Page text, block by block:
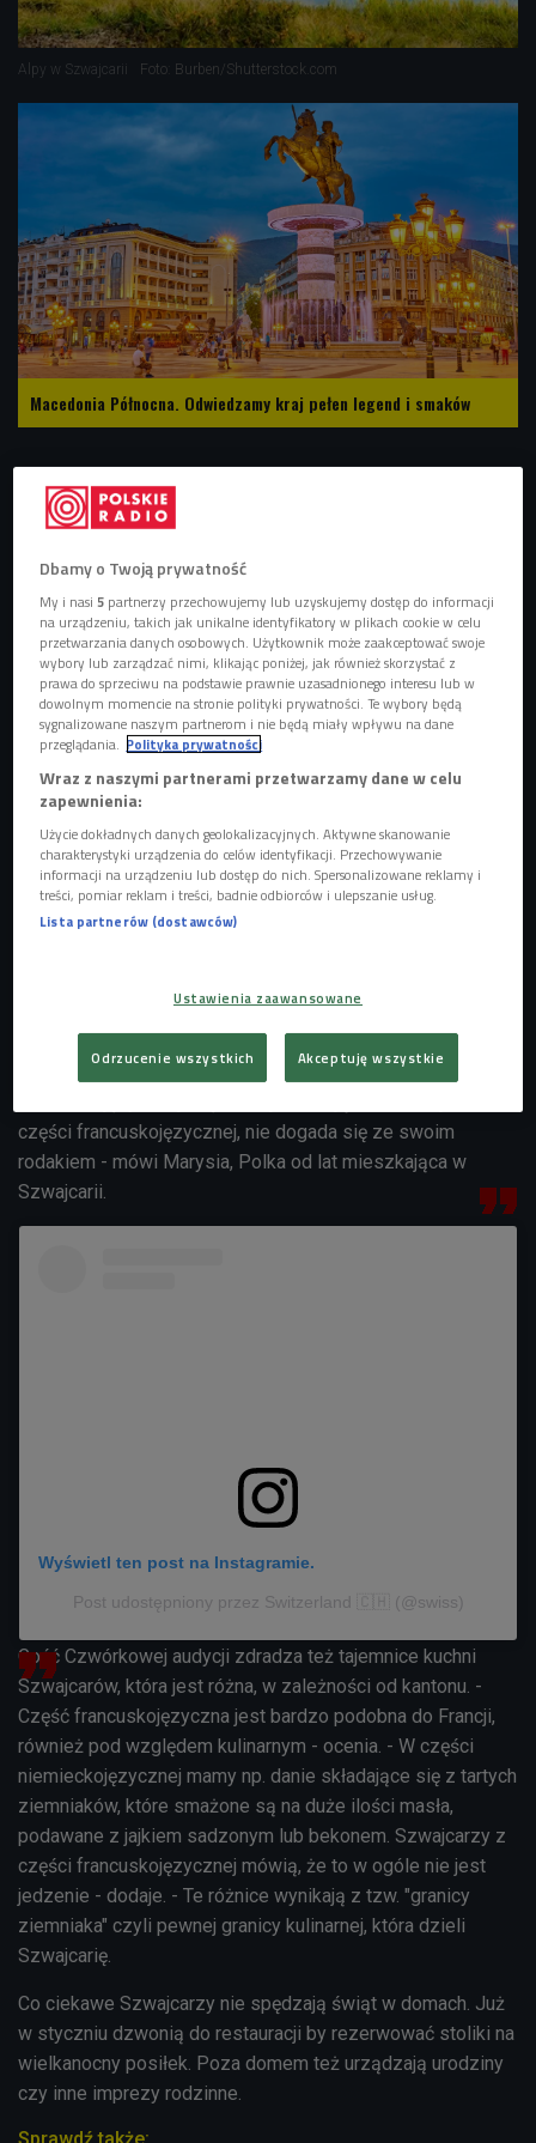
Alpy w Szwajcarii Foto: Burben/Shutterstock.com
Macedonia Północna. Odwiedzamy kraj pełen legend i smaków
nie wybierają się w góry, to jadą nad jeziora, których mają
ma świetną jakość. Martyna Matwiejuk podkreśla
szwajcarskie umiłowanie do porządku, dbanie o Ziemię,
segregację śmieci czy pozyskiwanie zielonej energii.
POSŁUCHAJ
14:32
Czym zachwyca Szwajcaria? (Czwórka/W poszukiwaniu
umami)
Ten alepejski kraj podzielony jest na kantony, które można
jeden. Szwajcarzy mówią po niemiecku, francusku, włosku i
staroromańsku - ale nie każdy Szwajcar zna wszystkie 4
języki. - Może zdarzyć się tak, że Szwajcar z
części francuskojęzycznej, nie dogada się ze swoim
rodakiem - mówi Marysia, Polka od lat mieszkająca w
Szwajcarii.
Wyświetl ten post na Instagramie.
Post udostępniony przez Switzerland 🇨🇭 (@swiss)
Gość Czwórkowej audycji zdradza też tajemnice kuchni
Szwajcarów, która jest różna, w zależności od kantonu. -
Część francuskojęzyczna jest bardzo podobna do Francji,
również pod względem kulinarnym - ocenia. - W części
niemieckojęzycznej mamy np. danie składające się z tartych
ziemniaków, które smażone są na duże ilości masła,
podawane z jajkiem sadzonym lub bekonem. Szwajcarzy z
części francuskojęzycznej mówią, że to w ogóle nie jest
jedzenie - dodaje. - Te różnice wynikają z tzw. "granicy
ziemniaka" czyli pewnej granicy kulinarnej, która dzieli
Szwajcarię.
Co ciekawe Szwajcarzy nie spędzają świąt w domach. Już
w styczniu dzwonią do restauracji by rezerwować stoliki na
wielkanocny posiłek. Poza domem też urządzają urodziny
czy inne imprezy rodzinne.
Sprawdź także:
Dbamy o Twoją prywatność
My i nasi5 partnerzy przechowujemy lub uzyskujemy dostęp do informacji
na urządzeniu, takich jak unikalne identyfikatory w plikach cookie w celu
przetwarzania danych osobowych. Użytkownik może zaakceptować swoje
wybory lub zarządzać nimi, klikając poniżej, jak również skorzystać z
prawa do sprzeciwu na podstawie prawnie uzasadnionego interesu lub w
dowolnym momencie na stronie polityki prywatności. Te wybory będą
sygnalizowane naszym partnerom i nie będą miały wpływu na dane
przeglądania. Polityka prywatności
Wraz z naszymi partnerami przetwarzamy dane w celu
zapewnienia:
Użycie dokładnych danych geolokalizacyjnych. Aktywne skanowanie
charakterystyki urządzenia do celów identyfikacji. Przechowywanie
informacji na urządzeniu lub dostęp do nich. Spersonalizowane reklamy i
treści, pomiar reklam i treści, badnie odbiorców i ulepszanie usług.
Lista partnerów (dostawców)
Ustawienia zaawansowane
Odrzucenie wszystkich Akceptuję wszystkie